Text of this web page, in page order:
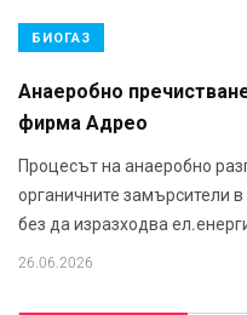
БИОГАЗ
Анаеробно
фирма Адрео
Процесът на анаеробно
органичните замърсители
без да изразходва
26.06.2026